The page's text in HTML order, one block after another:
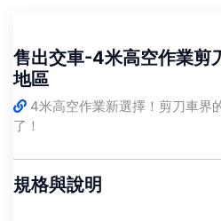
售出交車-4米高空作業剪
地區
4米高空作業新選擇！剪刀車界
了！
規格與說明